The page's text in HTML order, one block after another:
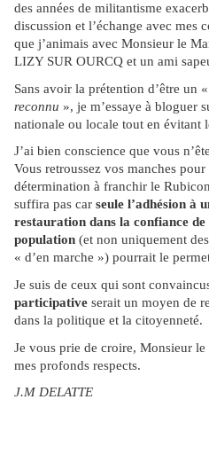
des années de militantisme
discussion et l’échange avec mes
que j’animais avec Monsieur le
LIZY SUR OURCQ et un ami
Sans avoir la prétention d’être un «
reconnu », je m’essaye à bloguer
nationale ou locale tout en évitant
J’ai bien conscience que vous
Vous retroussez vos manches
détermination à franchir le
suffira pas car seule l’adhésion à
restauration dans la confiance de
population (et non uniquement des
« d’en marche ») pourrait le
Je suis de ceux qui sont
participative serait un moyen de
dans la politique et la citoyenneté.
Je vous prie de croire, Monsieur
mes profonds respects.
J.M DELATTE